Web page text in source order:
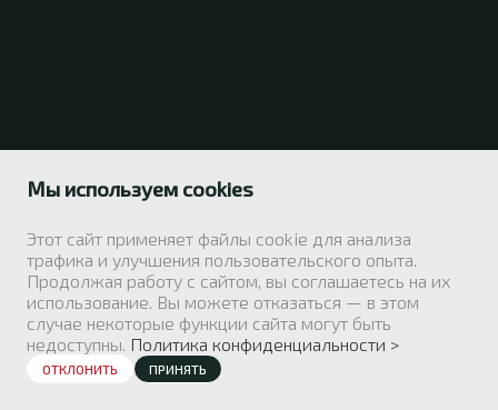
Мы используем cookies
Этот сайт применяет файлы cookie для анализа
трафика и улучшения пользовательского опыта.
Продолжая работу с сайтом, вы соглашаетесь на их
использование. Вы можете отказаться — в этом
случае некоторые функции сайта могут быть
недоступны. Политика конфиденциальности >
ОТКЛОНИТЬ ПРИНЯТЬ